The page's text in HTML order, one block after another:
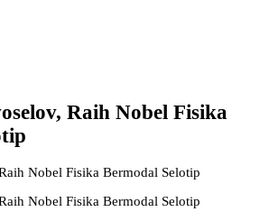
Raih Nobel Fisika
Nobel Fisika Bermodal Selotip
Nobel Fisika Bermodal Selotip